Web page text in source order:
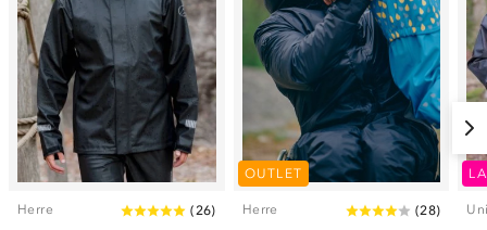
Herre (26)
OUTLET
Herre (28)